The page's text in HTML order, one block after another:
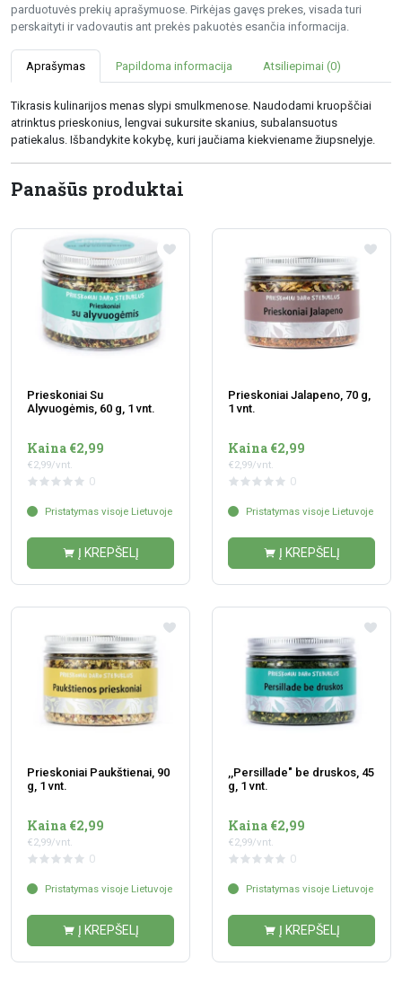
parduotuvės prekių aprašymuose. Pirkėjas gavęs prekes, visada turi
perskaityti ir vadovautis ant prekės pakuotės esančia informacija.
Aprašymas Papildoma informacija Atsiliepimai (0)
Tikrasis kulinarijos menas slypi smulkmenose. Naudodami kruopščiai
atrinktus prieskonius, lengvai sukursite skanius, subalansuotus
patiekalus. Išbandykite kokybę, kuri jaučiama kiekviename žiupsnelyje.
Panašūs produktai
Prieskoniai Su
Alyvuogėmis, 60 g, 1 vnt.
Kaina €2,99
€2,99/vnt.
0
Pristatymas visoje Lietuvoje
Į KREPŠELĮ
Prieskoniai Jalapeno, 70 g,
1 vnt.
Kaina €2,99
€2,99/vnt.
0
Pristatymas visoje Lietuvoje
Į KREPŠELĮ
Prieskoniai Paukštienai, 90
g, 1 vnt.
Kaina €2,99
€2,99/vnt.
0
Pristatymas visoje Lietuvoje
Į KREPŠELĮ
,,Persillade" be druskos, 45
g, 1 vnt.
Kaina €2,99
€2,99/vnt.
0
Pristatymas visoje Lietuvoje
Į KREPŠELĮ